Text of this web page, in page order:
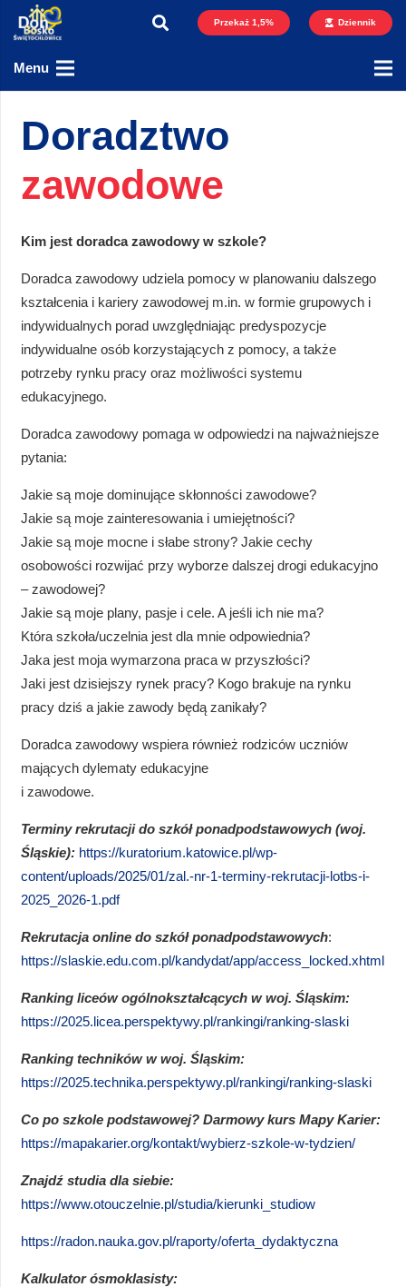
Przekaż 1,5% Dziennik
Menu
Doradztwo
zawodowe
Kim jest doradca zawodowy w szkole?
Doradca zawodowy udziela pomocy w planowaniu dalszego
kształcenia i kariery zawodowej m.in. w formie grupowych i
indywidualnych porad uwzględniając predyspozycje
indywidualne osób korzystających z pomocy, a także
potrzeby rynku pracy oraz możliwości systemu
edukacyjnego.
Doradca zawodowy pomaga w odpowiedzi na najważniejsze
pytania:
Jakie są moje dominujące skłonności zawodowe?
Jakie są moje zainteresowania i umiejętności?
Jakie są moje mocne i słabe strony? Jakie cechy
osobowości rozwijać przy wyborze dalszej drogi edukacyjno
– zawodowej?
Jakie są moje plany, pasje i cele. A jeśli ich nie ma?
Która szkoła/uczelnia jest dla mnie odpowiednia?
Jaka jest moja wymarzona praca w przyszłości?
Jaki jest dzisiejszy rynek pracy? Kogo brakuje na rynku
pracy dziś a jakie zawody będą zanikały?
Doradca zawodowy wspiera również rodziców uczniów
mających dylematy edukacyjne
i zawodowe.
Terminy rekrutacji do szkół ponadpodstawowych (woj.
Śląskie): https://kuratorium.katowice.pl/wp-
content/uploads/2025/01/zal.-nr-1-terminy-rekrutacji-lotbs-i-
2025_2026-1.pdf
Rekrutacja online do szkół ponadpodstawowych:
https://slaskie.edu.com.pl/kandydat/app/access_locked.xhtml
Ranking liceów ogólnokształcących w woj. Śląskim:
https://2025.licea.perspektywy.pl/rankingi/ranking-slaski
Ranking techników w woj. Śląskim:
https://2025.technika.perspektywy.pl/rankingi/ranking-slaski
Co po szkole podstawowej? Darmowy kurs Mapy Karier:
https://mapakarier.org/kontakt/wybierz-szkole-w-tydzien/
Znajdź studia dla siebie:
https://www.otouczelnie.pl/studia/kierunki_studiow
https://radon.nauka.gov.pl/raporty/oferta_dydaktyczna
Kalkulator ósmoklasisty: